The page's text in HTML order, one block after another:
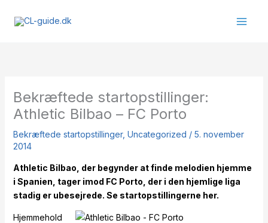
Bekræftede startopstillinger:
Athletic Bilbao – FC Porto
Bekræftede startopstillinger, Uncategorized / 5. november
2014
Athletic Bilbao, der begynder at finde melodien hjemme
i Spanien, tager imod FC Porto, der i den hjemlige liga
stadig er ubesejrede. Se startopstillingerne her.
Hjemmehold